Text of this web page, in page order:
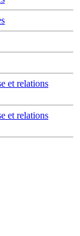
et relations
et relations